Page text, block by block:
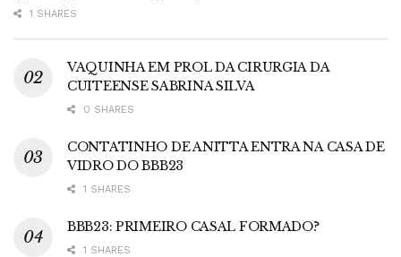
1 SHARES
VAQUINHA EM PROL DA CIRURGIA DA
CUITEENSE SABRINA SILVA
0 SHARES
CONTATINHO DE ANITTA ENTRA NA CASA DE
VIDRO DO BBB23
1 SHARES
BBB23: PRIMEIRO CASAL FORMADO?
1 SHARES